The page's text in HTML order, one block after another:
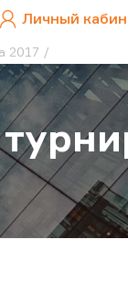
Личный
2017